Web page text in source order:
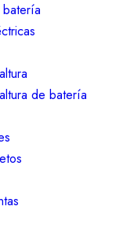
de batería